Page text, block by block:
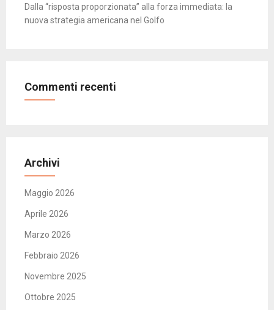
Dalla “risposta proporzionata” alla forza immediata: la
nuova strategia americana nel Golfo
Commenti recenti
Archivi
Maggio 2026
Aprile 2026
Marzo 2026
Febbraio 2026
Novembre 2025
Ottobre 2025